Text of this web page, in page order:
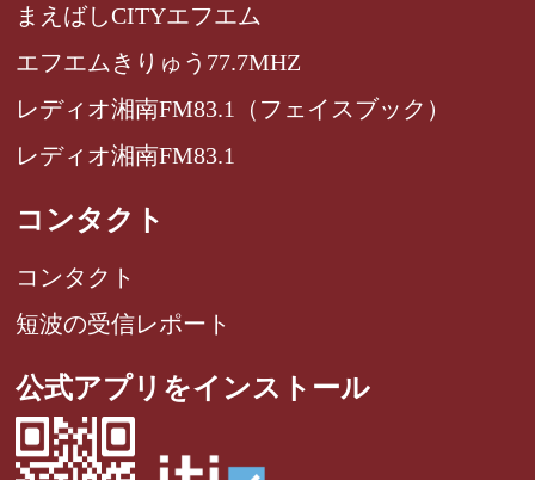
まえばしCITYエフエム
エフエムきりゅう77.7MHZ
レディオ湘南FM83.1（フェイスブック）
レディオ湘南FM83.1
コンタクト
コンタクト
短波の受信レポート
公式アプリをインストール